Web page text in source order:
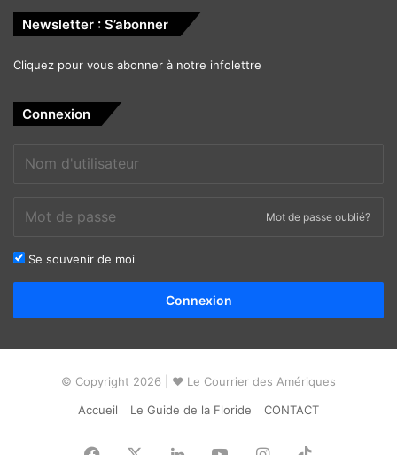
Newsletter : S’abonner
Cliquez pour vous abonner à notre infolettre
Connexion
Mot de passe oublié?
Se souvenir de moi
Connexion
© Copyright 2026 | ❤ Le Courrier des Amériques
Accueil
Le Guide de la Floride CONTACT